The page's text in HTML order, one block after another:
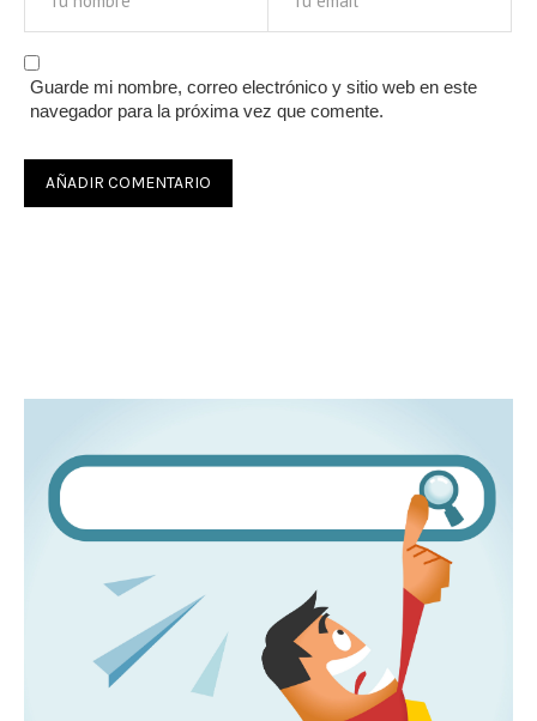
Guarde mi nombre, correo electrónico y sitio web en este
navegador para la próxima vez que comente.